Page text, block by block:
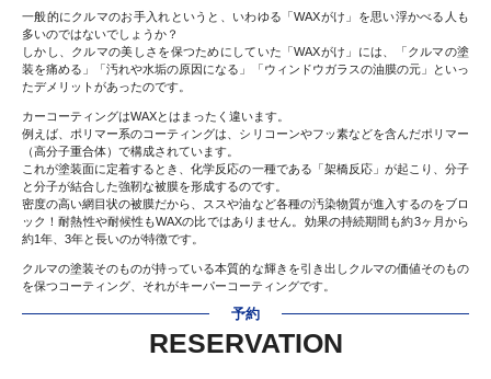
一般的にクルマのお手入れというと、いわゆる「WAXがけ」を思い浮かべる人も
多いのではないでしょうか？
しかし、クルマの美しさを保つためにしていた「WAXがけ」には、「クルマの塗
装を痛める」「汚れや水垢の原因になる」「ウィンドウガラスの油膜の元」といっ
たデメリットがあったのです。
カーコーティングはWAXとはまったく違います。
例えば、ポリマー系のコーティングは、シリコーンやフッ素などを含んだポリマー
（高分子重合体）で構成されています。
これが塗装面に定着するとき、化学反応の一種である「架橋反応」が起こり、分子
と分子が結合した強靭な被膜を形成するのです。
密度の高い網目状の被膜だから、ススや油など各種の汚染物質が進入するのをブロ
ック！耐熱性や耐候性もWAXの比ではありません。効果の持続期間も約3ヶ月から
約1年、3年と長いのが特徴です。
クルマの塗装そのものが持っている本質的な輝きを引き出しクルマの価値そのもの
を保つコーティング、それがキーパーコーティングです。
予約
RESERVATION